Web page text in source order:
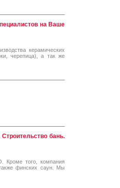
на Ваше
керамических
черепица), а так же
бань.
Кроме того, компания
финских саун. Мы